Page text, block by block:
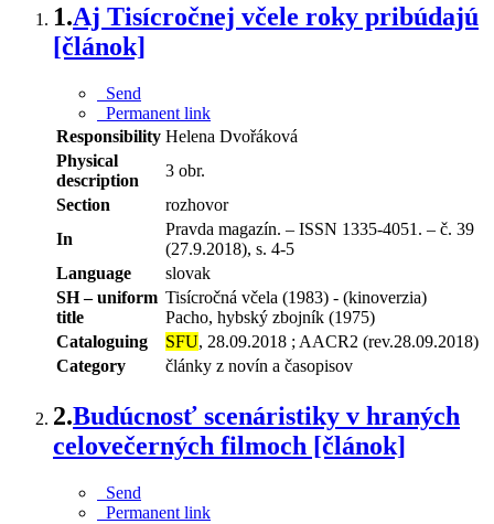
1.Aj Tisícročnej včele roky pribúdajú
[článok]
Send
Permanent link
Responsibility Helena Dvořáková
Physical
description
3 obr.
Section
rozhovor
In
Pravda magazín. – ISSN 1335-4051. – č. 39
(27.9.2018), s. 4-5
Language
slovak
SH – uniform
title
Tisícročná včela (1983) - (kinoverzia)
Pacho, hybský zbojník (1975)
Cataloguing
SFU, 28.09.2018 ; AACR2 (rev.28.09.2018)
Category
články z novín a časopisov
2.Budúcnosť scenáristiky v hraných
celovečerných filmoch [článok]
Send
Permanent link